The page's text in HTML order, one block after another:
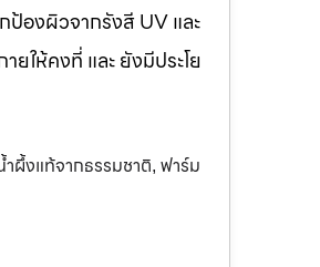
ป้องผิวจากรังสี UV และ
ยให้คงที่ และ ยังมีประโย
ำผึ้งแท้จากธรรมชาติ, ฟาร์ม